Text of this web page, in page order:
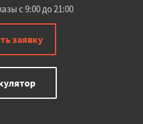
с 9:00 до 21:00
заявку